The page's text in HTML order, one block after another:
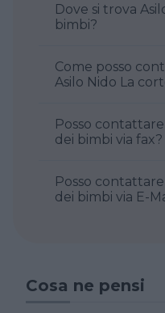
Dove si trova
bimbi?
Come posso
Asilo Nido La
Posso
dei bimbi via fax?
Posso
dei bimbi via E-
Cosa ne pensi